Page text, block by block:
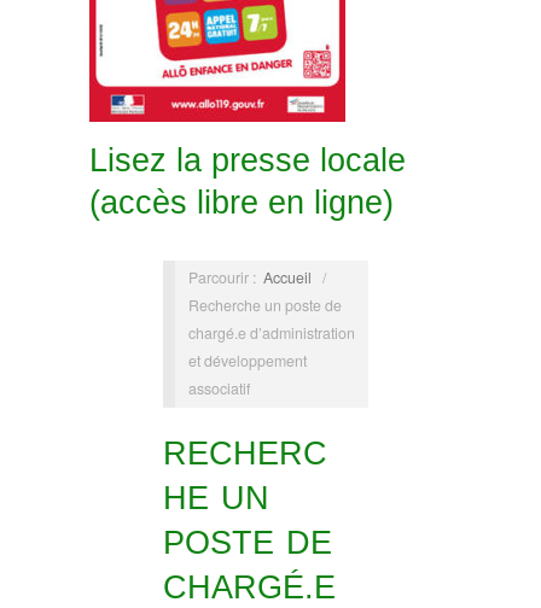
Lisez la presse locale
(accès libre en ligne)
Parcourir : Accueil /
Recherche un poste de
chargé.e d’administration
et développement
associatif
RECHERC
HE UN
POSTE DE
CHARGÉ.E